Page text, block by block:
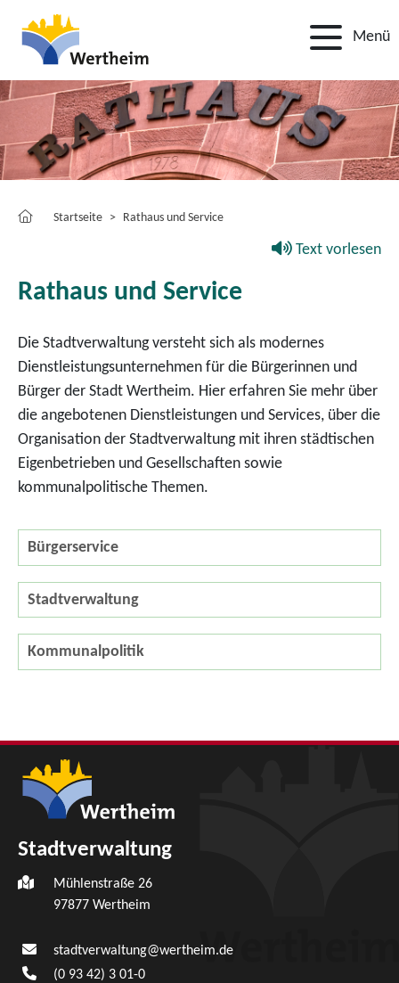
Menü
Startseite Rathaus und Service
Text vorlesen
Rathaus und Service
Die Stadtverwaltung versteht sich als modernes
Dienstleistungsunternehmen für die Bürgerinnen und
Bürger der Stadt Wertheim. Hier erfahren Sie mehr über
die angebotenen Dienstleistungen und Services, über die
Organisation der Stadtverwaltung mit ihren städtischen
Eigenbetrieben und Gesellschaften sowie
kommunalpolitische Themen.
Bürgerservice
Stadtverwaltung
Kommunalpolitik
Stadtverwaltung
Mühlenstraße 26
97877 Wertheim
stadtverwaltung@wertheim.de
(0 93 42) 3 01-0